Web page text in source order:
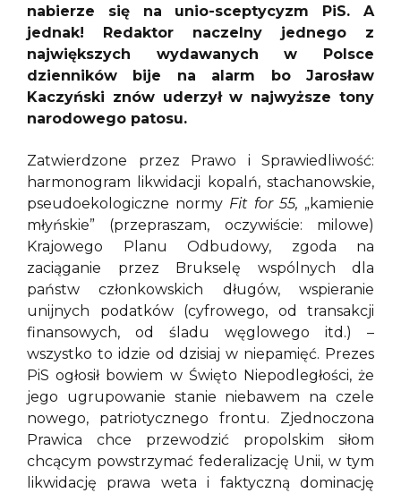
nabierze się na unio-sceptycyzm PiS. A
jednak! Redaktor naczelny jednego z
największych wydawanych w Polsce
dzienników bije na alarm bo Jarosław
Kaczyński znów uderzył w najwyższe tony
narodowego patosu.
Zatwierdzone przez Prawo i Sprawiedliwość:
harmonogram likwidacji kopalń, stachanowskie,
pseudoekologiczne normy Fit for 55, „kamienie
młyńskie” (przepraszam, oczywiście: milowe)
Krajowego Planu Odbudowy, zgoda na
zaciąganie przez Brukselę wspólnych dla
państw członkowskich długów, wspieranie
unijnych podatków (cyfrowego, od transakcji
finansowych, od śladu węglowego itd.) –
wszystko to idzie od dzisiaj w niepamięć. Prezes
PiS ogłosił bowiem w Święto Niepodległości, że
jego ugrupowanie stanie niebawem na czele
nowego, patriotycznego frontu. Zjednoczona
Prawica chce przewodzić propolskim siłom
chcącym powstrzymać federalizację Unii, w tym
likwidację prawa weta i faktyczną dominację